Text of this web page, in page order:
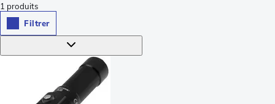
1 produits
Filtrer